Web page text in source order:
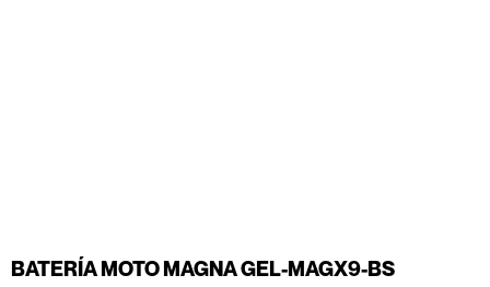
BATERÍA MOTO MAGNA GEL-MAGX9-BS